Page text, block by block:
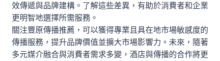
效傳遞與品牌建構。了解這些差異，有助於消費者和企業
更明智地選擇所需服務。
關注豐原傳播推薦，可以獲得專業且具在地市場敏感度的
傳播服務，提升品牌價值並擴大市場影響力。未來，隨著
多元媒介融合與消費者需求多變，酒店與傳播的合作將更